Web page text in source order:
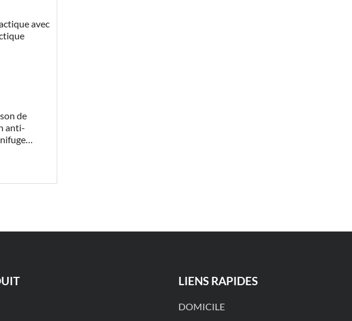
avec
de
anti-
LIENS RAPIDES
DOMICILE